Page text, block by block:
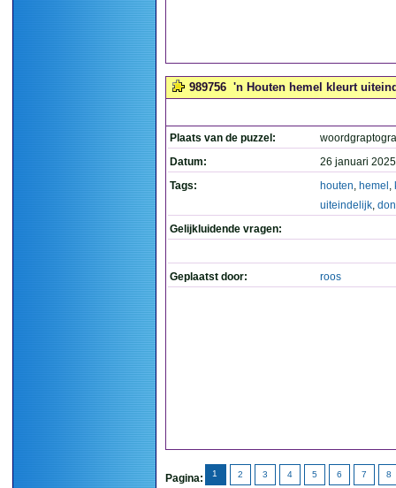
989756 'n Houten hemel kleurt
Plaats van de puzzel:
Datum:
26 januari
Tags:
houten, hemel ,
uiteindelijk,
Gelijkluidende vragen:
Geplaatst door: roos
Pagina: 1 2 3 4 5 6 7 8